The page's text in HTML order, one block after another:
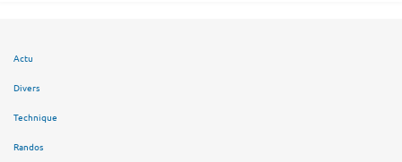
Actu
Divers
Technique
Randos